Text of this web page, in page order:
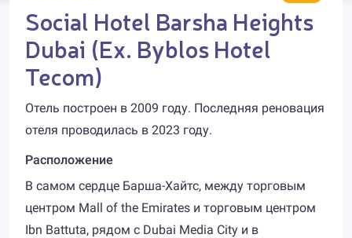
Social Hotel Barsha Heights
Dubai (Ex. Byblos Hotel
Tecom)
Отель построен в 2009 году. Последняя реновация
отеля проводилась в 2023 году.
Расположение
В самом сердце Барша-Хайтс, между торговым
центром Mall of the Emirates и торговым центром
Ibn Battuta, рядом с Dubai Media City и в